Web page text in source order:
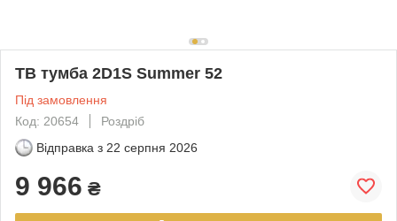
ТВ тумба 2D1S Summer 52
Під замовлення
Код: 20654
Роздріб
Відправка з 22 серпня 2026
9 966 ₴